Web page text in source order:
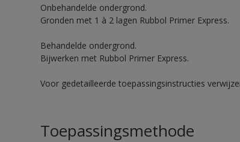
Onbehandelde ondergrond.
Gronden met 1 à 2 lagen Rubbol Primer Express.
Behandelde ondergrond.
Bijwerken met Rubbol Primer Express.
Voor gedetailleerde toepassingsinstructies
Toepassingsmethode